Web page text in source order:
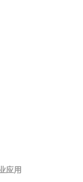
应用